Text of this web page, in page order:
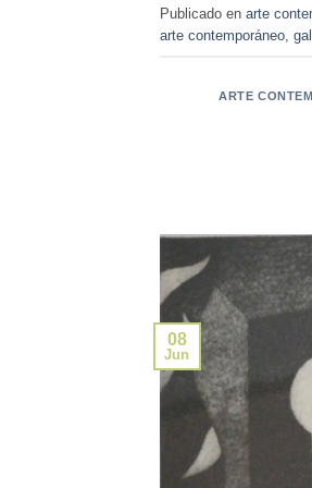
Publicado en arte
arte contemporáneo,
ARTE
08
Jun